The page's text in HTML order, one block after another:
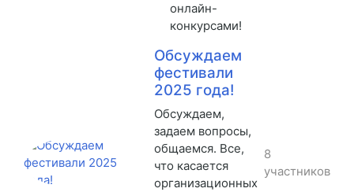
онлайн-
конкурсами!
Обсуждаем
фестивали
2025 года!
Обсуждаем,
задаем вопросы,
общаемся. Все,
что касается
организационных
8
участников